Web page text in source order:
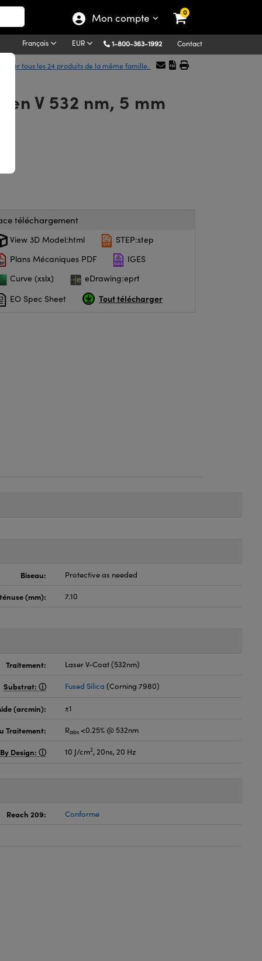
Mon compte 0
Français EUR 1-800-363-1992 Contact
tous les 24 produits de la même famille.
V 532 nm, 5 mm
téléchargement
View 3D Model:html
STEP:step
Plans Mécaniques PDF
IGES
Curve (xslx)
eDrawing:eprt
EO Spec Sheet
Tout télécharger
Biseau: Protective as needed
(mm): 7.10
Traitement: Laser V-Coat (532nm)
Substrat: Fused Silica (Corning 7980)
(arcmin): ±1
Traitement: Rabs <0.25% @ 532nm
Design: 10 J/cm2, 20ns, 20 Hz
Reach 209: Conforme